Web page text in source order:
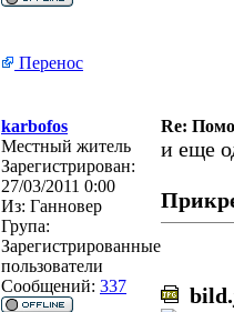
Перенос
karbofos
Re:
Местный житель
Зарегистрирован:
27/03/2011 0:00
Из: Ганновер
Група:
Зарегистрированные
пользователи
Сообщений: 337
и еще